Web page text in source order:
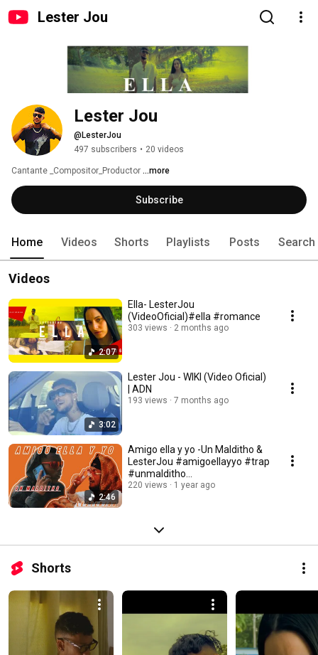
Lester Jou
@LesterJou
497 subscribers • 20 videos
Cantante _Compositor_Productor ...more
Subscribe
Home Videos Shorts Playlists Posts Search
Videos
2:07
Ella- LesterJou
(VideoOficial)#ella #romance
303 views 2 months ago
3:02
Lester Jou - WIKI (Video Oficial)
| ADN
193 views 7 months ago
2:46
Amigo ella y yo -Un Malditho &
LesterJou #amigoellayyo #trap
#unmalditho
#lesterjou@laclasse_
220 views 1 year ago
Shorts